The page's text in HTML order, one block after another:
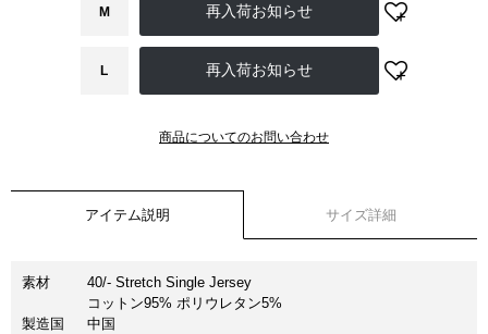
M
L
商品についてのお問い合わせ
アイテム説明 サイズ詳細
素材
40/- Stretch Single Jersey
コットン95% ポリウレタン5%
製造国
中国